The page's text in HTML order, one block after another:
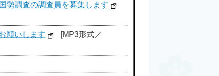
勢調査の調査員を募集します
願いします [MP3形式／